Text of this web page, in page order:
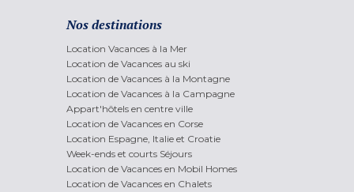
Nos destinations
Location Vacances à la Mer
Location de Vacances au ski
Location de Vacances à la Montagne
Location de Vacances à la Campagne
Appart'hôtels en centre ville
Location de Vacances en Corse
Location Espagne, Italie et Croatie
Week-ends et courts Séjours
Location de Vacances en Mobil Homes
Location de Vacances en Chalets